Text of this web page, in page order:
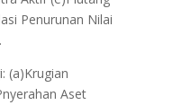
Penurunan Nilai
.
(a)Krugian
Aset